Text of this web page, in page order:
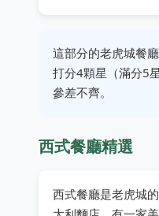
這部分的老虎城餐
打分4顆星（滿分5
參差不齊。
西式餐廳精選
西式餐廳是老虎城